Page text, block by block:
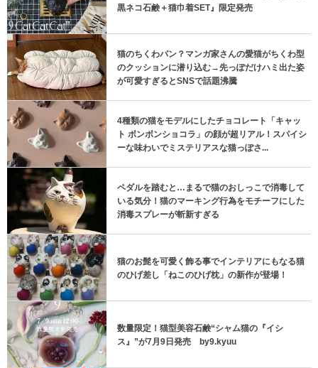
黒ネコ石鹸＋猫巾着SET』限定発売
猫のちくわパン？マンガ家さんの愛猫がちくわ型
のクッションに潜り込む→先っぽだけハミ出た姿
が可愛すぎるとSNSで話題沸騰
4種類の猫をモデルにしたチョコレート「キャッ
ト ボンボンショコラ」の顔が超リアル！スパイシ
ーな味わいでミステリアスな猫っぽさ...
ペダルを踏むと…まるで猫のおしっこで消毒して
いる気分！猫のマーキング行為をモチーフにした
消毒スプレーが斬新すぎる
猫のお髭を可愛く飾る事でインテリアにもなる猫
のひげ差し「ねこのひげ枕」の新作が登場！
数量限定！猫型美容石鹸“シャム猫の『イシ
ス』”が7月9日発売 by9.kyuu